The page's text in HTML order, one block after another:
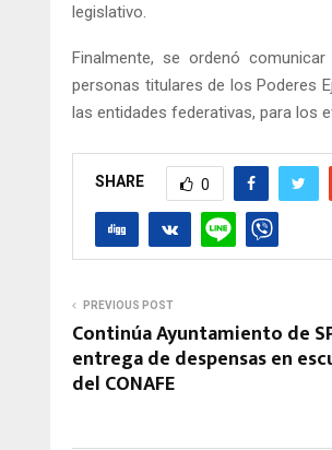
legislativo.
Finalmente, se ordenó
personas titulares de los Poderes
las entidades federativas, para los
SHARE 0
PREVIOUS POST
Continúa Ayuntamiento de
entrega de despensas en
del CONAFE